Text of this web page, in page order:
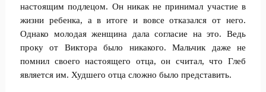
настоящим подлецом. Он никак не принимал участие в
жизни ребенка, а в итоге и вовсе отказался от него.
Однако молодая женщина дала согласие на это. Ведь
проку от Виктора было никакого. Мальчик даже не
помнил своего настоящего отца, он считал, что Глеб
является им. Худшего отца сложно было представить.